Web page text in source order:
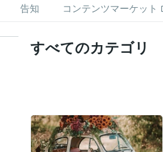
告知 コンテンツマーケット
すべてのカテゴリ